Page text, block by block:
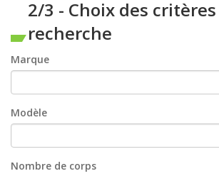
2/3 - Choix des
recherche
Marque
Modèle
Nombre de corps